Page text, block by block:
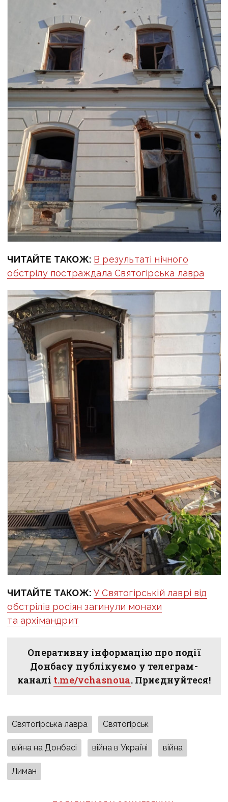
ЧИТАЙТЕ ТАКОЖ: В результаті нічного
обстрілу постраждала Святогірська лавра
ЧИТАЙТЕ ТАКОЖ:У Святогірській лаврі від
обстрілів росіян загинули монахи
та архімандрит
Оперативну інформацію про події
Донбасу публікуємо у телеграм-
каналі t.me/vchasnoua. Приєднуйтеся!
Святогірська лавра Святогірськ
війна на Донбасі війна в Україні війна
Лиман